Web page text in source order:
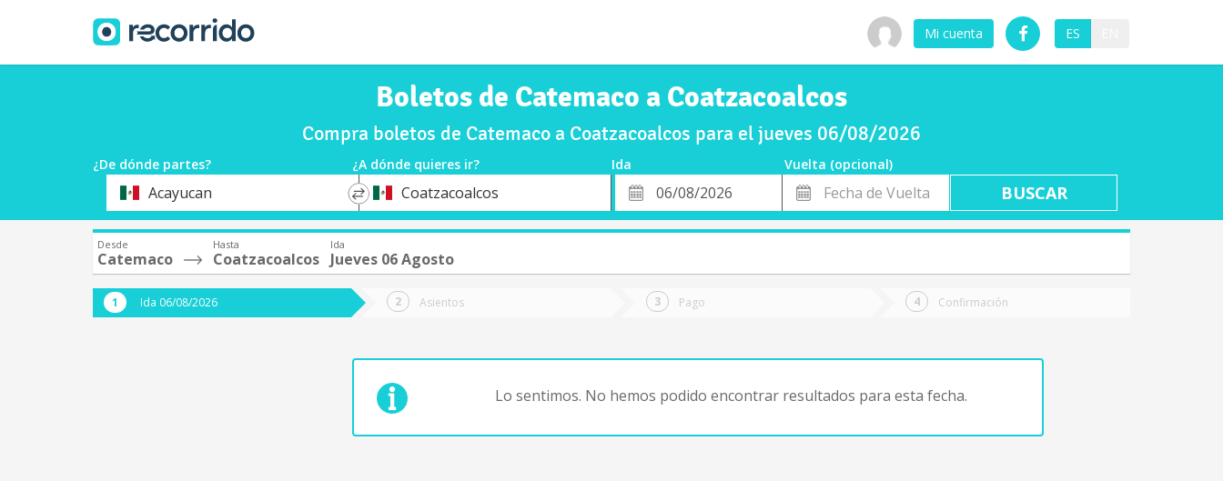
Mi cuenta ES
Boletos de Catemaco a Coatzacoalcos
Compra boletos de Catemaco a Coatzacoalcos para el jueves 06/08/2026
¿De dónde partes? ¿A dónde quieres ir? Ida
Vuelta (opcional)
OrigenAcayucan
*
DestinoCoatzacoalcos
Fecha
de
Fecha
de
Vuelta
Desde
Catemaco
Hasta
Coatzacoalcos
Ida
Jueves 06 Agosto
Ida 06/08/2026 Asientos Pago Confirmación
Lo sentimos. No hemos podido encontrar resultados para esta fecha.